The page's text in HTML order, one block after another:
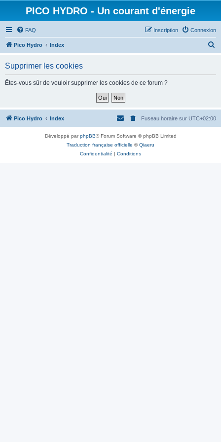
PICO HYDRO - Un courant d'énergie
FAQ Connexion
Inscription
Pico Hydro Index
h
Supprimer les cookies
Êtes-vous sûr de vouloir supprimer les cookies de ce forum ?
Pico Hydro Index Fuseau horaire sur UTC+02:00
Développé parphpBB® Forum Software © phpBB Limited
Traduction française officielle ©Qiaeru
Confidentialité | Conditions